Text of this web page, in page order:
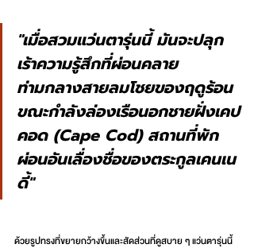
"เมื่อสวมแว่นตารุ่นนี้ มันจะปลุก
เร้าความรู้สึกที่ผ่อนคลาย
ท่ามกลางสายลมโชยของฤดูร้อน
ขณะกำลังล่องเรือนอกชายฝั่งเคป
คอด (Cape Cod) สถานที่พัก
ผ่อนอันเลื่องชื่อของตระกูลเคนเน
ดี้"
ด้วยรูปทรงที่ขยายกว้างขึ้นและสัดส่วนที่ดูสบาย ๆ แว่นตารุ่นนี้